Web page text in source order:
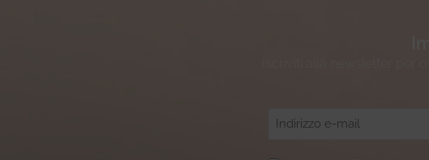
Email (Obbligatorio)